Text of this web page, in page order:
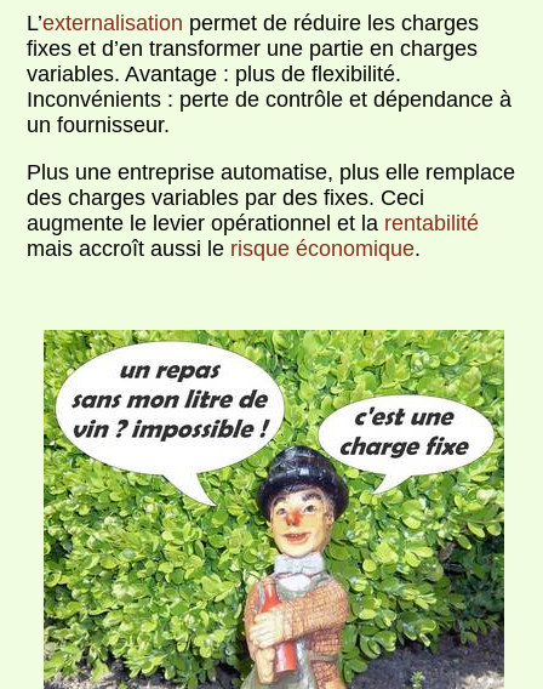
L’externalisation permet de réduire les charges
fixes et d’en transformer une partie en charges
variables. Avantage : plus de flexibilité.
Inconvénients : perte de contrôle et dépendance à
un fournisseur.
Plus une entreprise automatise, plus elle remplace
des charges variables par des fixes. Ceci
augmente le levier opérationnel et la rentabilité
mais accroît aussi le risque économique.